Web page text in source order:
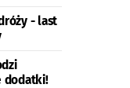
- last
dodatki!